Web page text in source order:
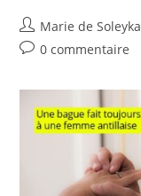
Auteur/autrice
de
Marie de Soleyka
Commentaires
la
publication :
0 commentaire